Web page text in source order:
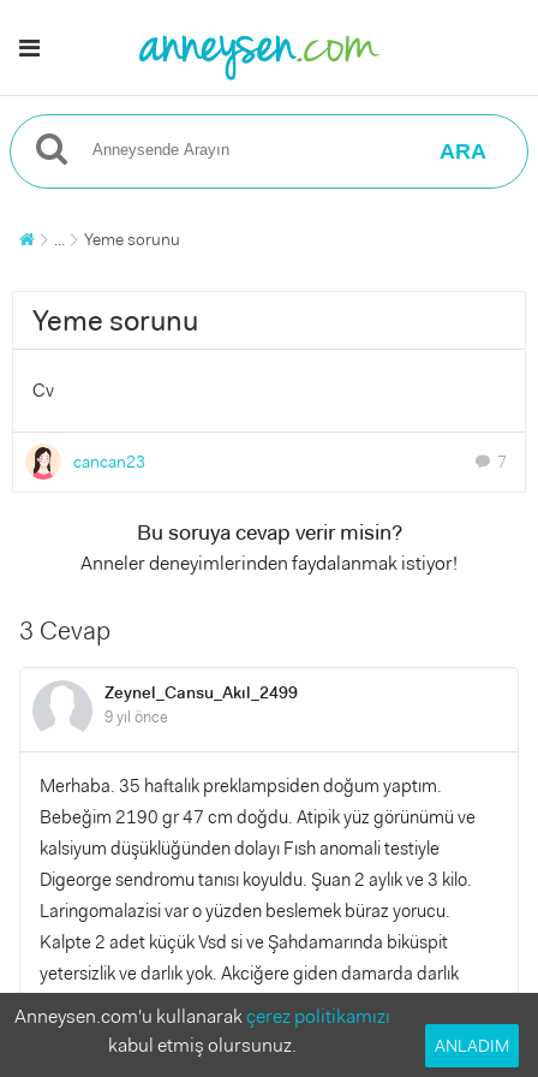
ARA
... Yeme sorunu
Yeme sorunu
Cv
cancan23 chat 7
Bu soruya cevap verir misin?
Anneler deneyimlerinden faydalanmak istiyor!
3 Cevap
Zeynel_Cansu_Akıl_2499
9 yıl önce
Merhaba. 35 haftalık preklampsiden doğum yaptım.
Bebeğim 2190 gr 47 cm doğdu. Atipik yüz görünümü ve
kalsiyum düşüklüğünden dolayı Fısh anomali testiyle
Digeorge sendromu tanısı koyuldu. Şuan 2 aylık ve 3 kilo.
Laringomalazisi var o yüzden beslemek büraz yorucu.
Kalpte 2 adet küçük Vsd si ve Şahdamarında biküspit
yetersizlik ve darlık yok. Akciğere giden damarda darlık
olmayan posthself görüldü. Bu durumda bebeğim neden
yavaş kilo alıyor? Aptamil Ar kullanıyoruz
Anneysen.com'u kullanarakçerez politikamızı
kabul etmiş olursunuz.
ANLADIM